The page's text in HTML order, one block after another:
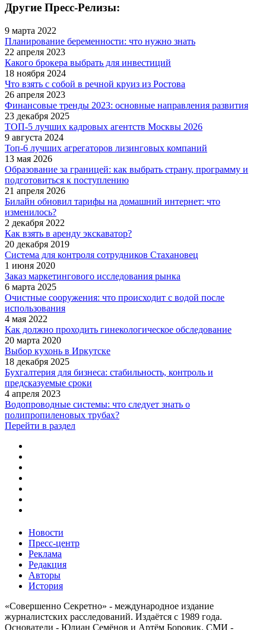
Другие Пресс-Релизы:
9 марта 2022
Планирование беременности: что нужно знать
22 апреля 2023
Какого брокера выбрать для инвестиций
18 ноября 2024
Что взять с собой в речной круиз из Ростова
26 апреля 2023
Финансовые тренды 2023: основные направления развития
23 декабря 2025
ТОП-5 лучших кадровых агентств Москвы 2026
9 августа 2024
Топ-6 лучших агрегаторов лизинговых компаний
13 мая 2026
Образование за границей: как выбрать страну, программу и
подготовиться к поступлению
21 апреля 2026
Билайн обновил тарифы на домашний интернет: что
изменилось?
2 декабря 2022
Как взять в аренду экскаватор?
20 декабря 2019
Система для контроля сотрудников Стахановец
1 июня 2020
Заказ маркетингового исследования рынка
6 марта 2025
Очистные сооружения: что происходит с водой после
использования
4 мая 2022
Как должно проходить гинекологическое обследование
20 марта 2020
Выбор кухонь в Иркутске
18 декабря 2025
Бухгалтерия для бизнеса: стабильность, контроль и
предсказуемые сроки
4 апреля 2023
Водопроводные системы: что следует знать о
полипропиленовых трубах?
Перейти в раздел
Новости
Пресс-центр
Реклама
Редакция
Авторы
История
«Совершенно Секретно» - международное издание
журналистских расследований. Издаётся с 1989 года.
Основатели - Юлиан Семёнов и Артём Боровик. CМИ -